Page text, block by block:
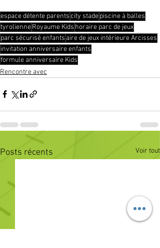
espace détente parentscity stadepiscine à balles
tyrolienneRoyaume Kids horaire parc de jeux
parc sécurisé enfants aire de jeux intérieure Arcisses
invitation anniversaire enfants
formule anniversaire Kids
Rencontre avec
Posts récents Voir tout